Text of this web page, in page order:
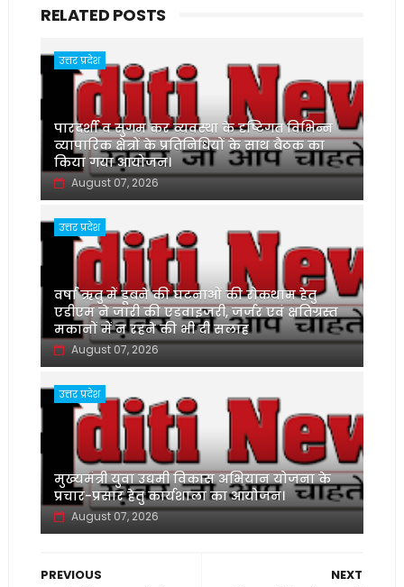
RELATED POSTS
उत्तर प्रदेश
पारदर्शी व सुगम कर व्यवस्था के दृष्टिगत विभिन्न
व्यापारिक क्षेत्रों के प्रतिनिधियों के साथ बैठक का
किया गया आयोजन।
August 07, 2026
उत्तर प्रदेश
वर्षा ऋतु में डूबने की घटनाओं की रोकथाम हेतु
एडीएम ने जारी की एडवाइजरी, जर्जर एवं क्षतिग्रस्त
मकानों में न रहने की भी दी सलाह
August 07, 2026
उत्तर प्रदेश
मुख्यमंत्री युवा उद्यमी विकास अभियान योजना के
प्रचार-प्रसार हेतु कार्यशाला का आयोजन।
August 07, 2026
NEXT
PREVIOUS